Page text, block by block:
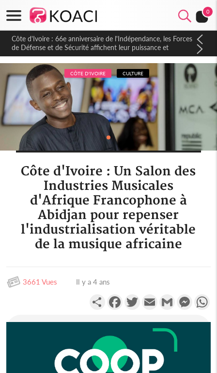
0
Côte d'Ivoire : 66e anniversaire de l'Indépendance, les Forces
de Défense et de Sécurité affichent leur puissance et
réaffirment leur engagement envers la Nation
CÔTE D'IVOIRE CULTURE
Côte d'Ivoire : Un Salon des
Industries Musicales
d'Afrique Francophone à
Abidjan pour repenser
l'industrialisation véritable
de la musique africaine
3661 Vues Il y a 4 ans
PartagerFacebookTwitterEmail Gmail